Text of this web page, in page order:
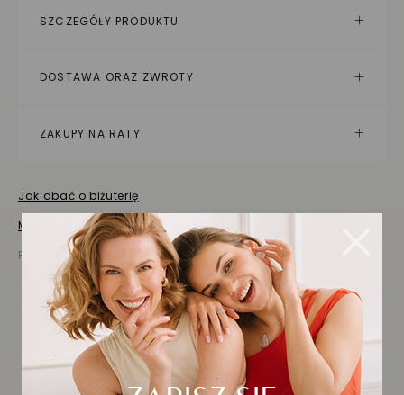
SZCZEGÓŁY PRODUKTU
DOSTAWA ORAZ ZWROTY
ZAKUPY NA RATY
Jak dbać o biżuterię
Masz pytania? Zapytaj!
Prezentowana cena jest ceną brutto